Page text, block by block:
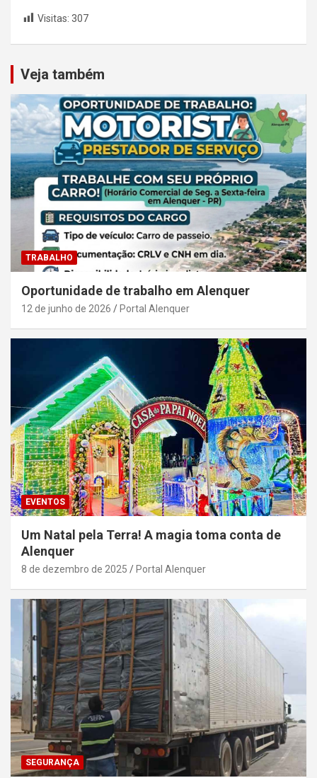
Visitas: 307
Veja também
TRABALHO
Oportunidade de trabalho em Alenquer
12 de junho de 2026 Portal Alenquer
EVENTOS
Um Natal pela Terra! A magia toma conta de
Alenquer
8 de dezembro de 2025 Portal Alenquer
SEGURANÇA